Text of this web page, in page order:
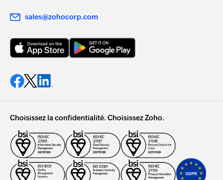
sales@zohocorp.com
Choisissez la confidentialité. Choisissez Zoho.